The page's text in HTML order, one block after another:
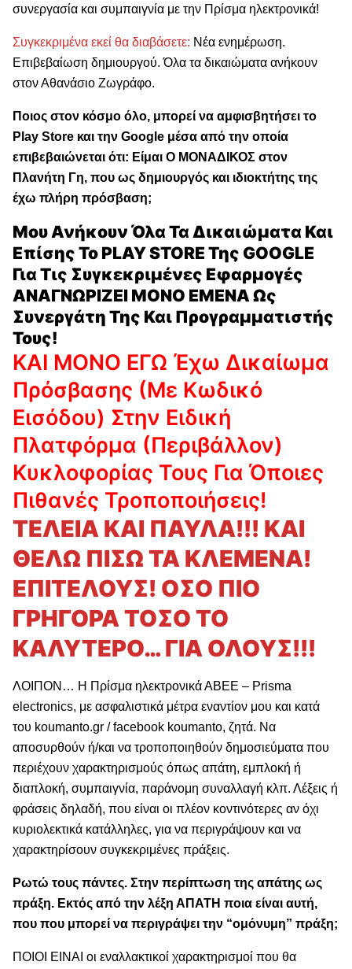
συνεργασία και συμπαιγνία με την Πρίσμα ηλεκτρονικά!
Συγκεκριμένα εκεί θα διαβάσετε: Νέα ενημέρωση.
Επιβεβαίωση δημιουργού. Όλα τα δικαιώματα ανήκουν
στον Αθανάσιο Ζωγράφο.
Ποιος στον κόσμο όλο, μπορεί να αμφισβητήσει το
Play Store και την Google μέσα από την οποία
επιβεβαιώνεται ότι: Είμαι Ο ΜΟΝΑΔΙΚΟΣ στον
Πλανήτη Γη, που ως δημιουργός και ιδιοκτήτης της
έχω πλήρη πρόσβαση;
Μου Ανήκουν Όλα Τα Δικαιώματα Και
Επίσης Το PLAY STORE Της GOOGLE
Για Τις Συγκεκριμένες Εφαρμογές
ΑΝΑΓΝΩΡΙΖΕΙ ΜΟΝΟ ΕΜΕΝΑ Ως
Συνεργάτη Της Και Προγραμματιστής
Τους!
ΚΑΙ ΜΟΝΟ ΕΓΩ Έχω Δικαίωμα
Πρόσβασης (με Κωδικό
Εισόδου) Στην Ειδική
Πλατφόρμα (περιβάλλον)
Κυκλοφορίας Τους Για Όποιες
Πιθανές Τροποποιήσεις!
ΤΕΛΕΙΑ ΚΑΙ ΠΑΥΛΑ!!! ΚΑΙ
ΘΕΛΩ ΠΙΣΩ ΤΑ ΚΛΕΜΕΝΑ!
ΕΠΙΤΕΛΟΥΣ! ΟΣΟ ΠΙΟ
ΓΡΗΓΟΡΑ ΤΟΣΟ ΤΟ
ΚΑΛΥΤΕΡΟ… ΓΙΑ ΟΛΟΥΣ!!!
ΛΟΙΠΟΝ… Η Πρίσμα ηλεκτρονικά ΑΒΕΕ – Prisma
electronics, με ασφαλιστικά μέτρα εναντίον μου και κατά
του koumanto.gr / facebook koumanto, ζητά. Να
αποσυρθούν ή/και να τροποποιηθούν δημοσιεύματα που
περιέχουν χαρακτηρισμούς όπως απάτη, εμπλοκή ή
διαπλοκή, συμπαιγνία, παράνομη συναλλαγή κλπ. Λέξεις ή
φράσεις δηλαδή, που είναι οι πλέον κοντινότερες αν όχι
κυριολεκτικά κατάλληλες, για να περιγράψουν και να
χαρακτηρίσουν συγκεκριμένες πράξεις.
Ρωτώ τους πάντες. Στην περίπτωση της απάτης ως
πράξη. Εκτός από την λέξη ΑΠΑΤΗ ποια είναι αυτή,
που που μπορεί να περιγράψει την “ομόνυμη” πράξη;
ΠΟΙΟΙ ΕΙΝΑΙ οι εναλλακτικοί χαρακτηρισμοί που θα